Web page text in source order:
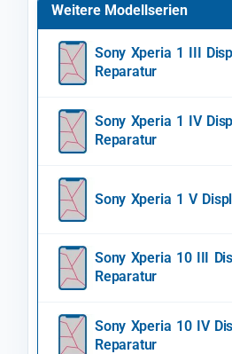
Weitere Modellserien
Sony Xperia 1 III
Reparatur
Sony Xperia 1 IV
Reparatur
Sony Xperia 1 V
Sony Xperia 10 III
Reparatur
Sony Xperia 10 IV
Reparatur